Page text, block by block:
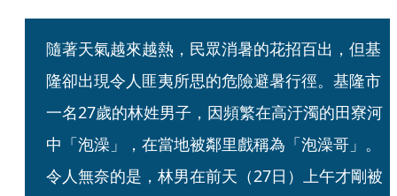
隨著天氣越來越熱，民眾消暑的花招百出，但基
隆卻出現令人匪夷所思的危險避暑行徑。基隆市
一名27歲的林姓男子，因頻繁在高汙濁的田寮河
中「泡澡」，在當地被鄰里戲稱為「泡澡哥」。
令人無奈的是，林男在前天（27日）上午才剛被